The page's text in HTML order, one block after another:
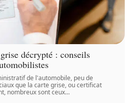
décrypté : conseils
de l'automobile, peu de
que la carte grise, ou certificat
nombreux sont ceux…